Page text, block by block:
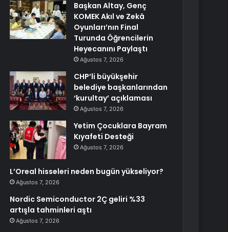
Başkan Altay, Genç
KOMEK Akıl ve Zekâ
Oyunları’nın Final
Turunda Öğrencilerin
Heyecanını Paylaştı
Ağustos 7, 2026
CHP’li büyükşehir
belediye başkanlarından
‘kurultay’ açıklaması
Ağustos 7, 2026
Yetim Çocuklara Bayram
Kıyafeti Desteği
Ağustos 7, 2026
L’Oreal hisseleri neden bugün yükseliyor?
Ağustos 7, 2026
Nordic Semiconductor 2Ç geliri %33
artışla tahminleri aştı
Ağustos 7, 2026